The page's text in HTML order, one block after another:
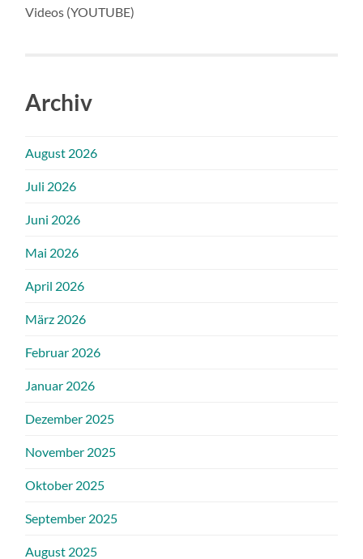
Videos (YOUTUBE)
Archiv
August 2026
Juli 2026
Juni 2026
Mai 2026
April 2026
März 2026
Februar 2026
Januar 2026
Dezember 2025
November 2025
Oktober 2025
September 2025
August 2025